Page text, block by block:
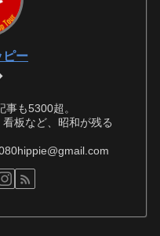
ピー
も5300超。
板など、昭和が残る